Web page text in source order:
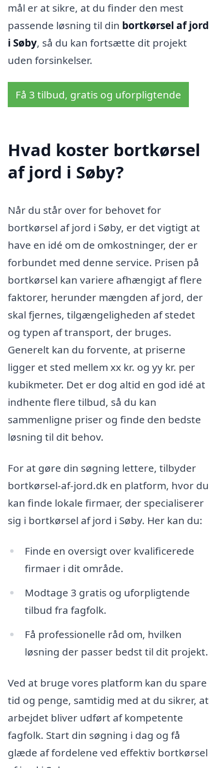
mål er at sikre, at du finder den mest
passende løsning til din bortkørsel af jord
i Søby, så du kan fortsætte dit projekt
uden forsinkelser.
Få 3 tilbud, gratis og uforpligtende
Hvad koster bortkørsel
af jord i Søby?
Når du står over for behovet for
bortkørsel af jord i Søby, er det vigtigt at
have en idé om de omkostninger, der er
forbundet med denne service. Prisen på
bortkørsel kan variere afhængigt af flere
faktorer, herunder mængden af jord, der
skal fjernes, tilgængeligheden af stedet
og typen af transport, der bruges.
Generelt kan du forvente, at priserne
ligger et sted mellem xx kr. og yy kr. per
kubikmeter. Det er dog altid en god idé at
indhente flere tilbud, så du kan
sammenligne priser og finde den bedste
løsning til dit behov.
For at gøre din søgning lettere, tilbyder
bortkørsel-af-jord.dk en platform, hvor du
kan finde lokale firmaer, der specialiserer
sig i bortkørsel af jord i Søby. Her kan du:
Finde en oversigt over kvalificerede
firmaer i dit område.
Modtage 3 gratis og uforpligtende
tilbud fra fagfolk.
Få professionelle råd om, hvilken
løsning der passer bedst til dit projekt.
Ved at bruge vores platform kan du spare
tid og penge, samtidig med at du sikrer, at
arbejdet bliver udført af kompetente
fagfolk. Start din søgning i dag og få
glæde af fordelene ved effektiv bortkørsel